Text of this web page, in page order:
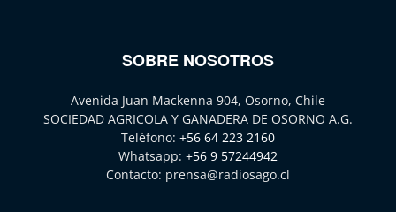
SOBRE NOSOTROS
Avenida Juan Mackenna 904, Osorno, Chile
SOCIEDAD AGRICOLA Y GANADERA DE OSORNO A.G.
Teléfono: +56 64 223 2160
Whatsapp: +56 9 57244942
Contacto: prensa@radiosago.cl